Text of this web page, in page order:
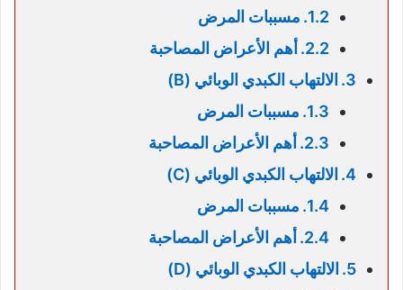
مسببات المرض
أهم الأعراض المصاحبة
الالتهاب الكبدي الوبائي (B)
مسببات المرض
أهم الأعراض المصاحبة
الالتهاب الكبدي الوبائي (C)
مسببات المرض
أهم الأعراض المصاحبة
الالتهاب الكبدي الوبائي (D)